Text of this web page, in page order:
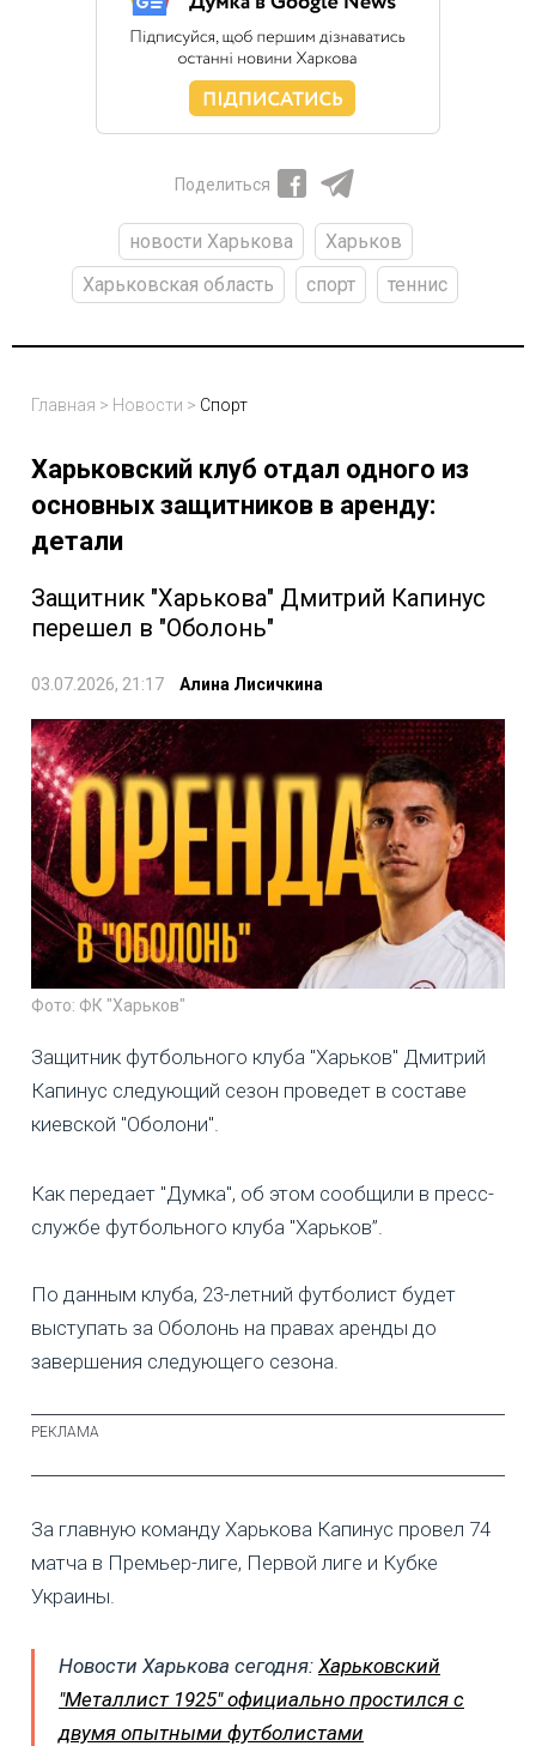
Поделиться
новости Харькова
Харьков
Харьковская область
спорт теннис
Главная > Новости > Спорт
Харьковский клуб отдал одного из
основных защитников в аренду:
детали
Защитник "Харькова" Дмитрий Капинус
перешел в "Оболонь"
03.07.2026, 21:17 Алина Лисичкина
Фото: ФК "Харьков"
Защитник футбольного клуба "Харьков" Дмитрий
Капинус следующий сезон проведет в составе
киевской "Оболони".
Как передает "Думка", об этом сообщили в пресс-
службе футбольного клуба "Харьков”.
По данным клуба, 23-летний футболист будет
выступать за Оболонь на правах аренды до
завершения следующего сезона.
За главную команду Харькова Капинус провел 74
матча в Премьер-лиге, Первой лиге и Кубке
Украины.
Новости Харькова сегодня: Харьковский
"Металлист 1925" официально простился с
двумя опытными футболистами